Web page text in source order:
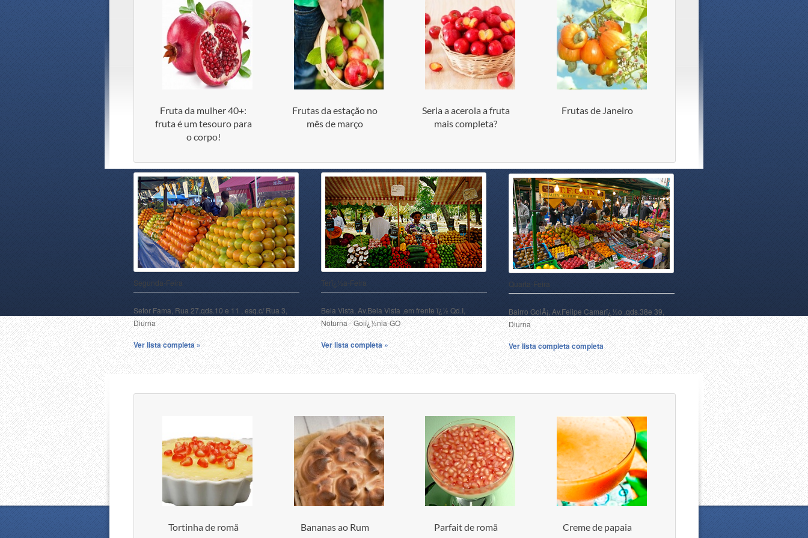
Fruta da mulher 40+:
fruta é um tesouro para
o corpo!
Frutas da estação no
mês de março
Seria a acerola a fruta
mais completa?
Frutas de Janeiro
Segunda-Feira
Setor Fama, Rua 27,qds.10 e 11 , esq.c/ Rua 3,
Diurna
Ver lista completa »
Terï¿½a-Feira
Bela Vista, Av.Bela Vista ,em frente ï¿½ Qd.I,
Noturna - Goiï¿½nia-GO
Ver lista completa »
Quarta-Feira
Bairro GoiÃ¡, Av.Felipe Camarï¿½o ,qds.38e 39,
Diurna
Ver lista completa completa
Tortinha de romã Bananas ao Rum Parfait de romã Creme de papaia